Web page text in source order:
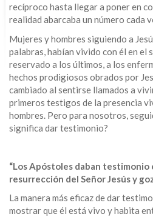
recíproco hasta llegar a poner en
realidad abarcaba un número cada
Mujeres y hombres siguiendo a
palabras, habían vivido con él en el
reservado a los últimos, a los
hechos prodigiosos obrados por
cambiado al sentirse llamados a
primeros testigos de la presencia
hombres. Pero para nosotros,
significa dar testimonio?
“Los Apóstoles daban testimonio
resurrección del Señor Jesús y
La manera más eficaz de dar
mostrar que él está vivo y habita